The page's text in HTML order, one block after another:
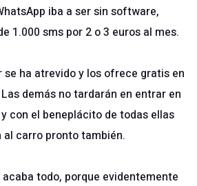
iba a ser sin software,
1.000 sms por 2 o 3 euros al mes.
ha atrevido y los ofrece gratis en
demás no tardarán en entrar en
con el beneplácito de todas ellas
al carro pronto también.
todo, porque evidentemente